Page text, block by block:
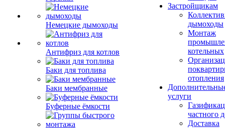
Немецкие дымоходы
Антифриз для котлов
Баки для топлива
Баки мембранные
Буферные ёмкости
Застройщикам
дымоходы
Монтаж
котельных
отопления
услуги
частного
Доставка